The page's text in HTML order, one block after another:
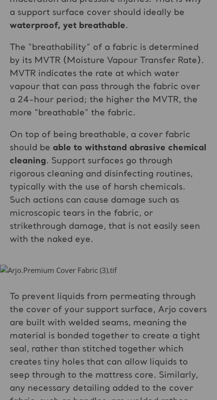
a support surface cover should ideally be
waterproof, yet breathable.
The “breathability” of a fabric is determined
by its MVTR (Moisture Vapour Transfer Rate).
MVTR indicates the rate at which water
vapour that can pass through the fabric over
a 24-hour period; the higher the MVTR, the
more “breathable” the fabric.
On top of being breathable, a cover fabric
should be able to withstand abrasive chemical
cleaning. Support surfaces go through
rigorous cleaning and disinfecting routines,
typically with the use of harsh chemicals.
Such actions can cause damage such as
microscopic tears in the fabric, or
strikethrough damage, that is not easily seen
with the naked eye.
To prevent liquids from permeating through
the cover of your support surface, Arjo covers
are built with welded seams, meaning the
material is bonded together to create a tight
seal, rather than stitched together which
creates tiny holes that can allow liquids to
seep through to the mattress core. Similarly,
any necessary detailing added to the cover